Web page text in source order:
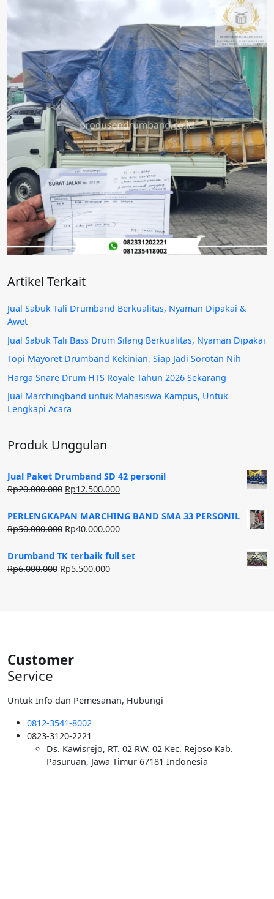
Artikel Terkait
Jual Sabuk Tali Drumband Berkualitas, Nyaman Dipakai &
Awet
Jual Sabuk Tali Bass Drum Silang Berkualitas, Nyaman Dipakai
Topi Mayoret Drumband Kekinian, Siap Jadi Sorotan Nih
Harga Snare Drum HTS Royale Tahun 2026 Sekarang
Jual Marchingband untuk Mahasiswa Kampus, Untuk
Lengkapi Acara
Produk Unggulan
Jual Paket Drumband SD 42 personil
Rp20.000.000 Harga
adalah:
Rp20.000.000.
Rp12.500.000Harga
ini
adalah:
PERLENGKAPAN MARCHING BAND SMA 33 PERSONIL
Rp50.000.000 Harga
adalah:
Rp50.000.000.
Rp40.000.000Harga
ini
Drumband TK terbaik full set
Rp6.000.000 Harga
Rp5.500.000Harga
Customer
Service
Untuk Info dan Pemesanan, Hubungi
0812-3541-8002
0823-3120-2221
Ds. Kawisrejo, RT. 02 RW. 02 Kec. Rejoso Kab.
Pasuruan, Jawa Timur 67181 Indonesia